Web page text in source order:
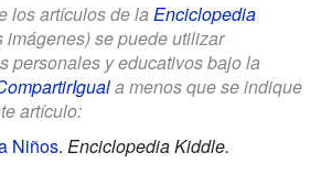
los artículos de la Enciclopedia
imágenes) se puede utilizar
personales y educativos bajo la
a menos que se indique
artículo:
Niños. Enciclopedia Kiddle.